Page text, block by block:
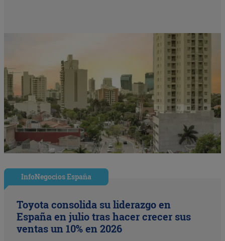
InfoNegocios España
Toyota consolida su liderazgo en
España en julio tras hacer crecer sus
ventas un 10% en 2026